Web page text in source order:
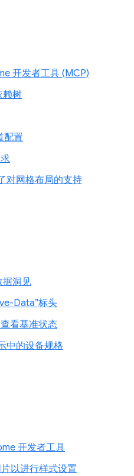
开发者工具 (MCP)
赖树
配置
对网格布局的支持
据洞见
Data”标头
看基准状态
中的设备规格
开发者工具
以进行样式设置